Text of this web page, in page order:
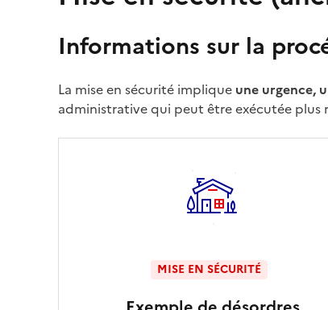
Informations sur la
La mise en sécurité implique une urgence,
administrative qui peut être exécutée
MISE EN SÉCURITÉ